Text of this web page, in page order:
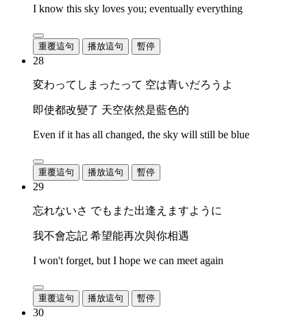
I know this sky loves you; eventually everything
重覆這句 播放這句 暫停
28
変わってしまったって 空は青いだろうよ
即使都改變了 天空依然是藍色的
Even if it has all changed, the sky will still be blue
重覆這句 播放這句 暫停
29
忘れないさ でもまた出逢えますように
我不會忘記 希望能再次與你相遇
I won't forget, but I hope we can meet again
重覆這句 播放這句 暫停
30